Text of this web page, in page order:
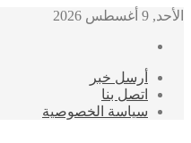
الأحد, 9 أغسطس 2026
أرسل خبر
اتصل بنا
سياسة الخصوصية